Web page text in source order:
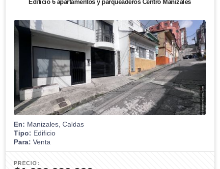
Edificio 6 apartamentos y parqueaderos Centro Manizales
En: Manizales, Caldas
Tipo: Edificio
Para: Venta
PRECIO: